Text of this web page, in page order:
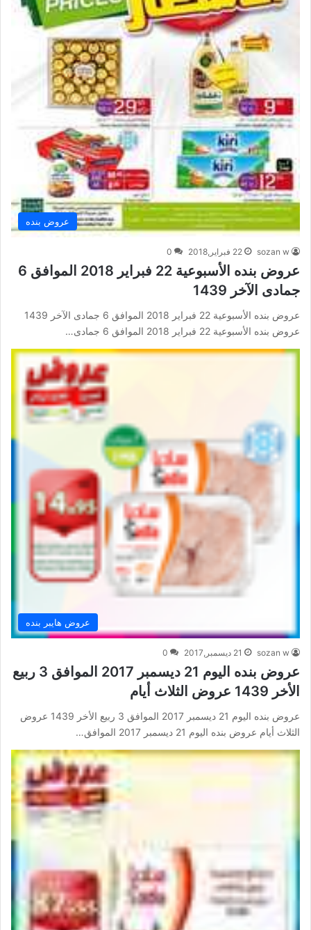
عروض بنده
sozan w 22 فبراير,2018 0
عروض بنده الأسبوعية 22 فبراير 2018 الموافق 6
جمادى الآخر 1439
عروض بنده الأسبوعية 22 فبراير 2018 الموافق 6 جمادى الآخر 1439
عروض بنده الأسبوعية 22 فبراير 2018 الموافق 6 جمادى…
عروض هايبر بنده
sozan w 21 ديسمبر,2017 0
عروض بنده اليوم 21 ديسمبر 2017 الموافق 3 ربيع
الأخر 1439 عروض الثلاث أيام
عروض بنده اليوم 21 ديسمبر 2017 الموافق 3 ربيع الأخر 1439 عروض
الثلاث أيام عروض بنده اليوم 21 ديسمبر 2017 الموافق…